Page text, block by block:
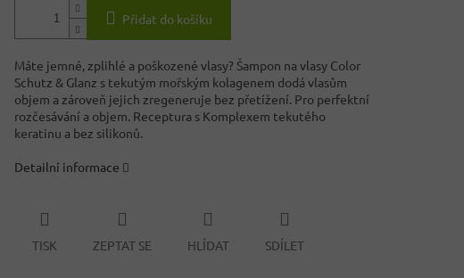
Přidat do košíku
Máte jemné, zplihlé a poškozené vlasy? Šampon na vlasy Color
Schutz & Glanz s tekutým mořským kolagenem dodá vlasům
objem a zároveň jejich zregeneruje bez přetížení. Pro perfektní
rozčesávání a objem. Receptura s Komplexem tekutého
keratinu a bez silikonů.
Detailní informace
TISK ZEPTAT SE HLÍDAT SDÍLET